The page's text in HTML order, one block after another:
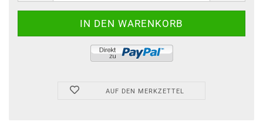
AUF DEN MERKZETTEL